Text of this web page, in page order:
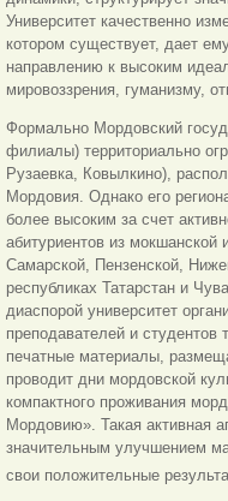
Университет качественно
котором существует, дает
направлению к высоким
мировоззрения, гуманизму,
Формально Мордовский
филиалы) территориально
Рузаевка, Ковылкино),
Мордовия. Однако его
более высоким за счет
абитуриентов из
Самарской, Пензенской,
республиках Татарстан и
диаспорой университет
преподавателей и студентов
печатные материалы,
проводит дни мордовской
компактного проживания
Мордовию». Такая активная
значительным улучшением
свои положительные